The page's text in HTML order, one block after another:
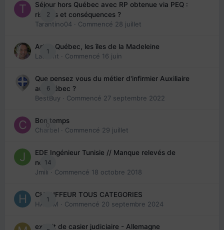
2
Séjour hors Québec avec RP obtenue via PEQ :
risques et conséquences ?
Tarantino04 · Commencé 28 juillet
1
Arte : Québec, les îles de la Madeleine
Laurent · Commencé 16 juin
6
Que pensez vous du métier d'infirmier Auxiliaire
au Québec ?
BestBuy · Commencé 27 septembre 2022
0
Bon temps
Charbel · Commencé 29 juillet
14
EDE Ingénieur Tunisie // Manque relevés de
note
Jmili · Commencé 18 octobre 2018
1
CHAUFFEUR TOUS CATEGORIES
HAZEM · Commencé 20 septembre 2024
extrait de casier judiciaire - Allemagne